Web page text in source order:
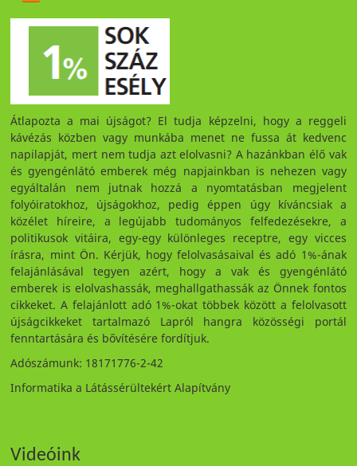
Átlapozta a mai újságot? El tudja képzelni, hogy a reggeli
kávézás közben vagy munkába menet ne fussa át kedvenc
napilapját, mert nem tudja azt elolvasni? A hazánkban élő vak
és gyengénlátó emberek még napjainkban is nehezen vagy
egyáltalán nem jutnak hozzá a nyomtatásban megjelent
folyóiratokhoz, újságokhoz, pedig éppen úgy kíváncsiak a
közélet híreire, a legújabb tudományos felfedezésekre, a
politikusok vitáira, egy-egy különleges receptre, egy vicces
írásra, mint Ön. Kérjük, hogy felolvasásaival és adó 1%-ának
felajánlásával tegyen azért, hogy a vak és gyengénlátó
emberek is elolvashassák, meghallgathassák az Önnek fontos
cikkeket. A felajánlott adó 1%-okat többek között a felolvasott
újságcikkeket tartalmazó Lapról hangra közösségi portál
fenntartására és bővítésére fordítjuk.
Adószámunk: 18171776-2-42
Informatika a Látássérültekért Alapítvány
Videóink